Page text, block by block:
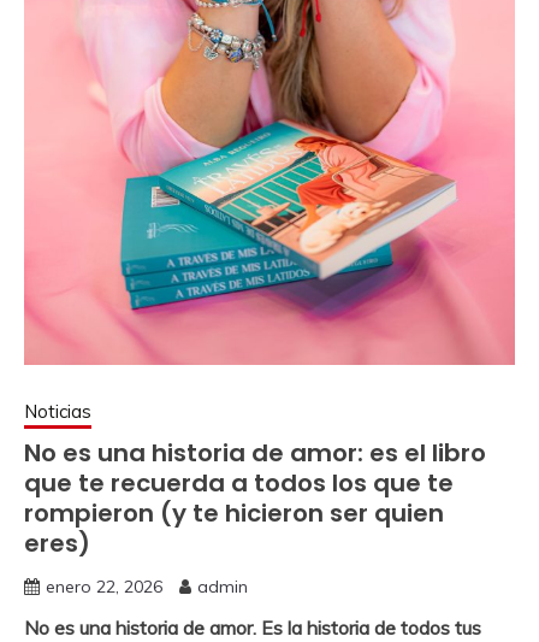
Noticias
No es una historia de amor: es el libro
que te recuerda a todos los que te
rompieron (y te hicieron ser quien
eres)
enero 22, 2026 admin
No es una historia de amor. Es la historia de todos tus